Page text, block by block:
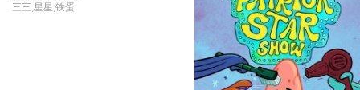
三三,星星,铁蛋